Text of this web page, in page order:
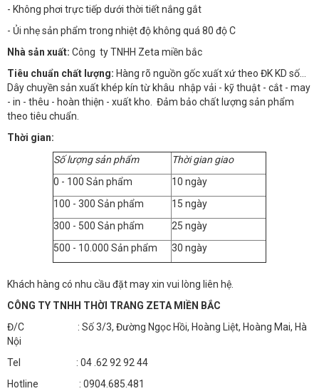
- Không phơi trực tiếp dưới thời tiết nắng gắt
- Ủi nhẹ sản phẩm trong nhiệt độ không quá 80 độ C
Nhà sản xuất: Công ty TNHH Zeta miền bắc
Tiêu chuẩn chất lượng: Hàng rõ nguồn gốc xuất xứ theo ĐK KD số…
Dây chuyền sản xuất khép kín từ khâu nhập vải - kỹ thuật - cắt - may
- in - thêu - hoàn thiện - xuất kho. Đảm bảo chất lượng sản phẩm
theo tiêu chuẩn.
Thời gian:
Số lượng sản phẩm
Thời gian giao
0 - 100 Sản phẩm
10 ngày
100 - 300 Sản phẩm
15 ngày
300 - 500 Sản phẩm
25 ngày
500 - 10.000 Sản phẩm
30 ngày
Khách hàng có nhu cầu đặt may xin vui lòng liên hệ.
CÔNG TY TNHH THỜI TRANG ZETA MIỀN BẮC
Đ/C : Số 3/3, Đường Ngọc Hồi, Hoàng Liệt, Hoàng Mai, Hà
Nội
Tel : 04 .62 92 92 44
Hotline : 0904.685.481